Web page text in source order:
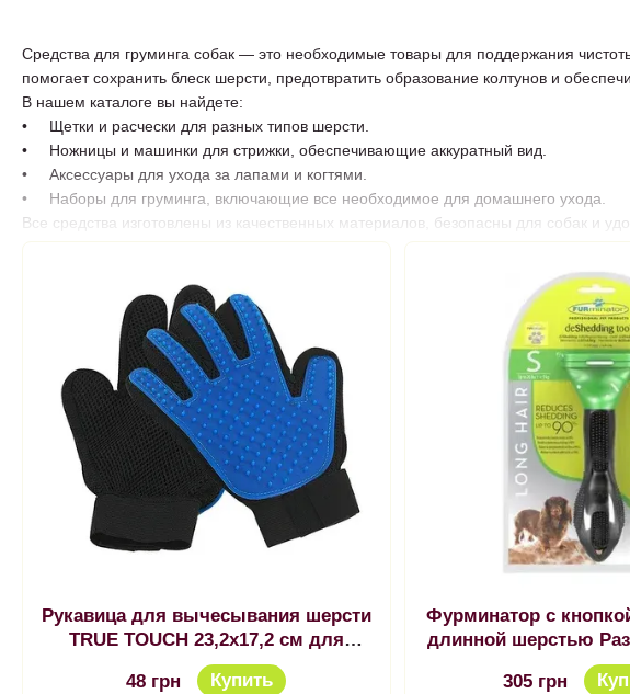
Средства для груминга собак — это необходимые товары для поддержания
помогает сохранить блеск шерсти, предотвратить образование колтунов и
В нашем каталоге вы найдете:
• Щетки и расчески для разных типов шерсти.
• Ножницы и машинки для стрижки, обеспечивающие аккуратный вид.
• Аксессуары для ухода за лапами и когтями.
• Наборы для груминга, включающие все необходимое для домашнего ухода.
Все средства изготовлены из качественных материалов, безопасны для собак и
• Большой ассортимент средств для груминга.
• Надежные и долговечные инструменты.
• Доступные цены и акционные предложения.
• Быстрая доставка по всей Украине.
Заказывайте средства для груминга собак онлайн – подарите своему питомцу
Рукавица для вычесывания шерсти
TRUE TOUCH 23,2х17,2 см для
правши
48 грн
Купить
Фурминатор с
длинной шерстью
ширина
305 грн